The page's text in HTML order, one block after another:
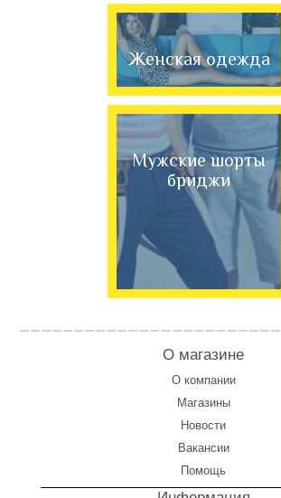
Женская одежда
Мужские шорты
бриджи
О магазине
О компании
Магазины
Новости
Вакансии
Помощь